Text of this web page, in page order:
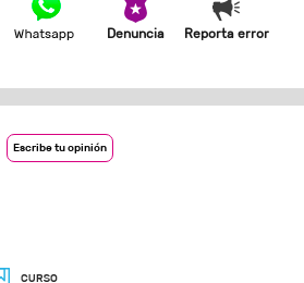
Denuncia Reporta error
Escribe tu opinión